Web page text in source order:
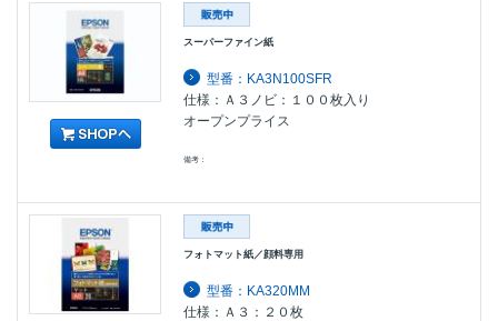
スーパーファイン紙
型番：KA3N100SFR
仕様：Ａ３ノビ：１００枚入り
オープンプライス
備考：
フォトマット紙／顔料専用
型番：KA320MM
仕様：Ａ３：２０枚